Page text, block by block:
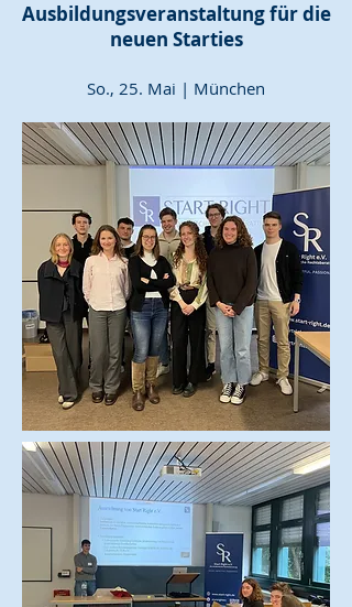
Ausbildungsveranstaltung für die
neuen Starties
So., 25. Mai | München